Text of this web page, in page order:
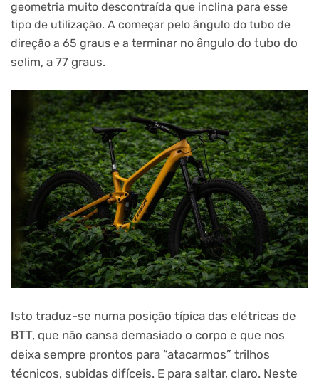
geometria muito descontraída que inclina para esse
tipo de utilização. A começar pelo ângulo do tubo de
direção a 65 graus e a terminar no ângulo do tubo do
selim, a 77 graus.
Isto traduz-se numa posição típica das elétricas de
BTT, que não cansa demasiado o corpo e que nos
deixa sempre prontos para “atacarmos” trilhos
técnicos, subidas difíceis. E para saltar, claro. Neste